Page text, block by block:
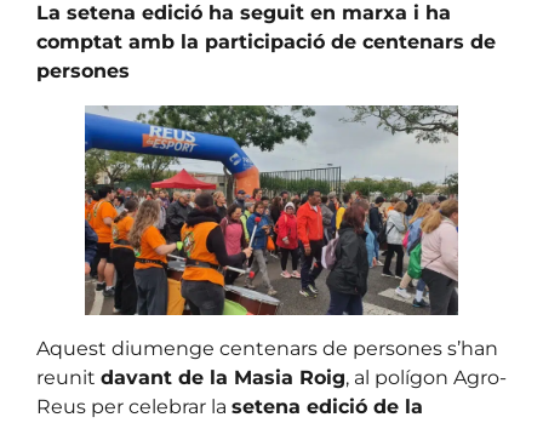
La setena edició ha seguit en marxa i ha
comptat amb la participació de centenars de
persones
Aquest diumenge centenars de persones s’han
reunit davant de la Masia Roig, al polígon Agro-
Reus per celebrar la setena edició de la